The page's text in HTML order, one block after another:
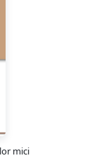
mici